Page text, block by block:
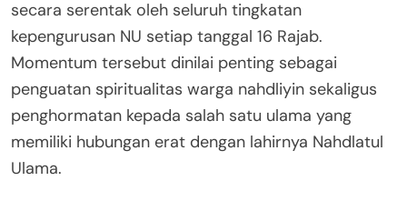
secara serentak oleh seluruh tingkatan
kepengurusan NU setiap tanggal 16 Rajab.
Momentum tersebut dinilai penting sebagai
penguatan spiritualitas warga nahdliyin sekaligus
penghormatan kepada salah satu ulama yang
memiliki hubungan erat dengan lahirnya Nahdlatul
Ulama.